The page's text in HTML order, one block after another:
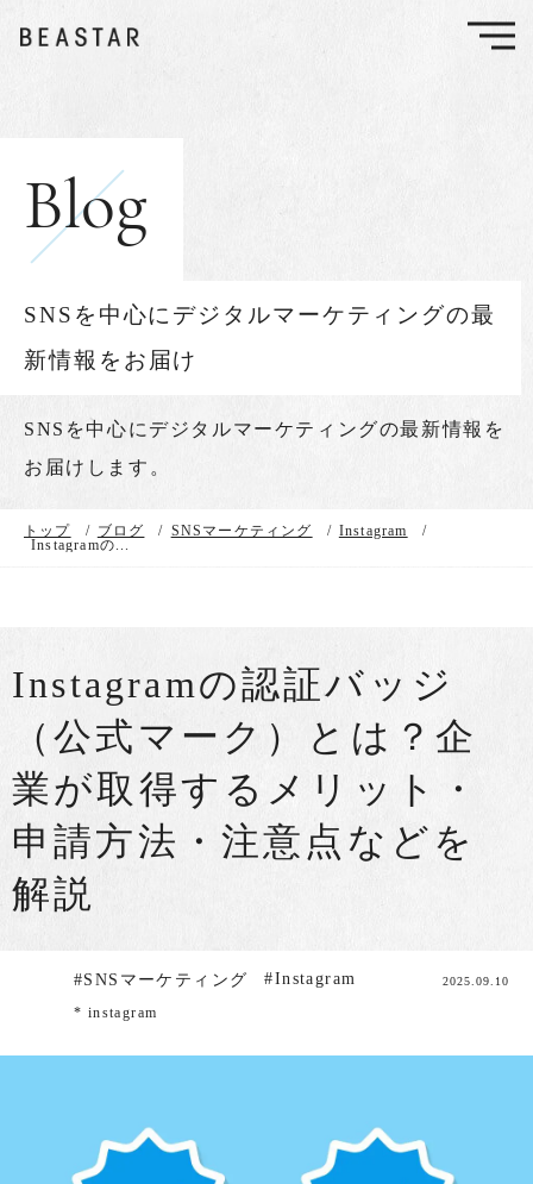
Blog
SNSを中心にデジタルマーケティングの最
新情報をお届け
SNSを中心に デジタルマーケティングの最新情報を
お届けします。
トップ / ブログ / SNSマーケティング / Instagram
/
Instagramの...
Instagramの認証バッジ
（公式マーク）とは？企
業が取得するメリット・
申請方法・注意点などを
解説
#SNSマーケティング #Instagram
* instagram
2025.09.10